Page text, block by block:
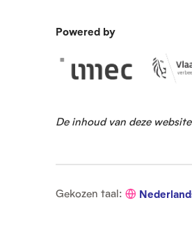
Powered by
De inhoud van deze
Gekozen taal:
G